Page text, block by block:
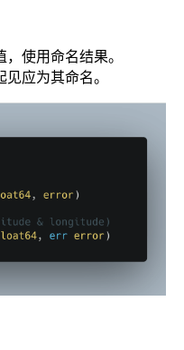
使用命名结果。
应为其命名。